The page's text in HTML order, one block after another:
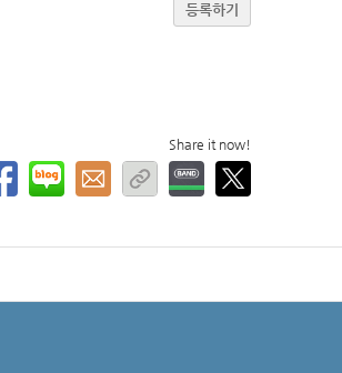
등록하기
Share it now!